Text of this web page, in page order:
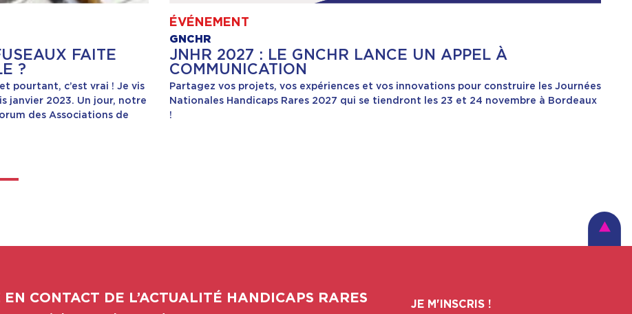
FAITE
?
pourtant, c’est vrai ! Je vis
janvier 2023. Un jour, notre
des Associations de
ÉVÉNEMENT
GNCHR
JNHR 2027 : LE GNCHR LANCE UN APPEL À
COMMUNICATION
Partagez vos projets, vos expériences et vos innovations pour construire les Journées
Nationales Handicaps Rares 2027 qui se tiendront les 23 et 24 novembre à Bordeaux
!
EN CONTACT DE L’ACTUALITÉ HANDICAPS RARES JE M'INSCRIS !